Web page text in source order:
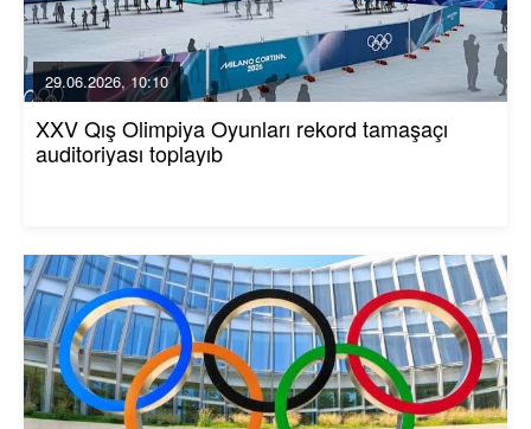
29.06.2026, 10:10
XXV Qış Olimpiya Oyunları rekord tamaşaçı
auditoriyası toplayıb